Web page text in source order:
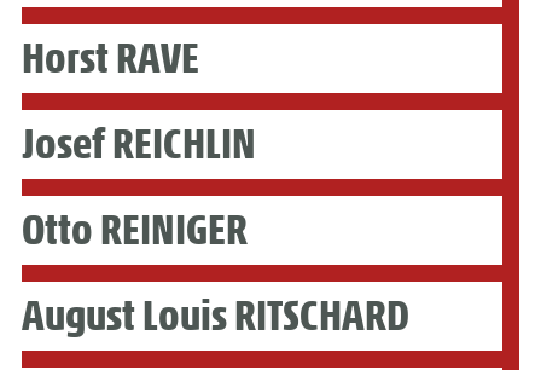
Horst RAVE
Josef REICHLIN
Otto REINIGER
August Louis RITSCHARD